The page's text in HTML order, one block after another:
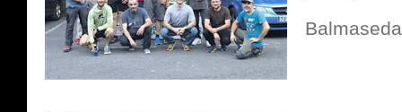
Balmaseda